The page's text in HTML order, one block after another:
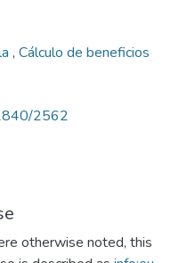
, Cálculo de beneficios
2562
otherwise noted, this